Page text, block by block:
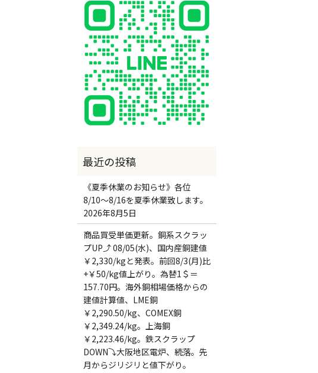
《夏季休業のお知らせ》各位
8/10～8/16を夏季休業致します。
2026年8月5日
商品買受単価更新。銅系スクラッ
プUP⤴ 08/05(水)、国内産銅建値
￥2,330/kgと発表。前回8/3(月)比
+￥50/kg値上がり。為替1＄＝
157.70円。海外銅相場価格からの
建値計算値、LME銅
￥2,290.50/kg、COMEX銅
￥2,349.24/kg。上海銅
￥2,223.46/kg。鉄スクラップ
DOWN⤵大阪地区電炉、続落。先
月からジリジリと値下がり。